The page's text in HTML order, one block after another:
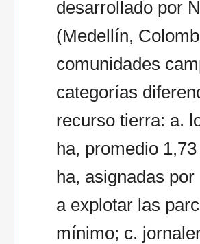
desarrollado por
(Medellín,
comunidades
categorías
recurso tierra: a.
ha, promedio
ha, asignadas
a explotar las
mínimo; c.